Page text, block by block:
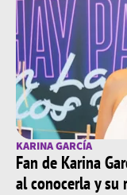
KARINA GARCÍA
Fan de Karina
al conocerla y su